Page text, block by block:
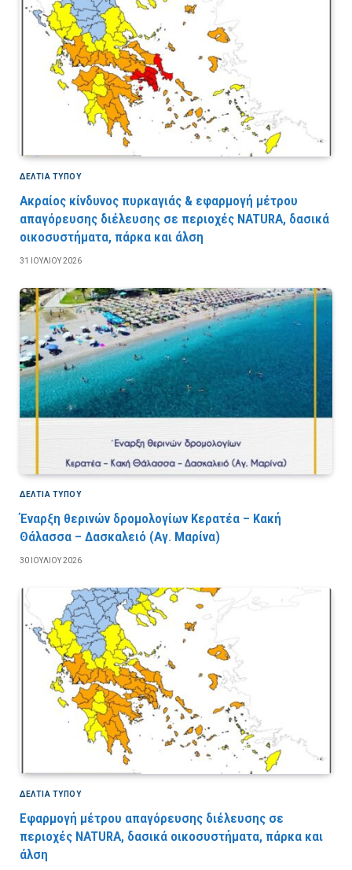
ΔΕΛΤΙΑ ΤΥΠΟΥ
Ακραίος κίνδυνος πυρκαγιάς & εφαρμογή μέτρου
απαγόρευσης διέλευσης σε περιοχές NATURA, δασικά
οικοσυστήματα, πάρκα και άλση
31 ΙΟΥΛΊΟΥ 2026
ΔΕΛΤΙΑ ΤΥΠΟΥ
Έναρξη θερινών δρομολογίων Κερατέα – Κακή
Θάλασσα – Δασκαλειό (Αγ. Μαρίνα)
30 ΙΟΥΛΊΟΥ 2026
ΔΕΛΤΙΑ ΤΥΠΟΥ
Εφαρμογή μέτρου απαγόρευσης διέλευσης σε
περιοχές NATURA, δασικά οικοσυστήματα, πάρκα και
άλση